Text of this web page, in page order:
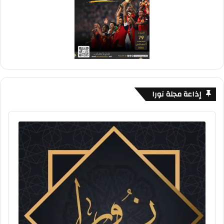
إذاعة مجلة نورا
Audio
Player